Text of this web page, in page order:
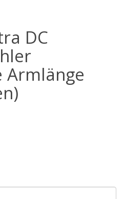
DC
Armlänge